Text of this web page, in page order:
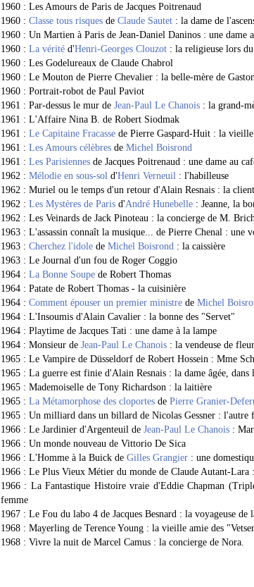
1960 : Les Amours de Paris de Jacques Poitrenaud
1960 : Classe tous risques de Claude Sautet : la dame de
1960 : Un Martien à Paris de Jean-Daniel Daninos : une dame
1960 : La vérité d'Henri-Georges Clouzot : la religieuse lors
1960 : Les Godelureaux de Claude Chabrol
1960 : Le Mouton de Pierre Chevalier : la belle-mère de
1960 : Portrait-robot de Paul Paviot
1961 : Par-dessus le mur de Jean-Paul Le Chanois : la grand-
1961 : L'Affaire Nina B. de Robert Siodmak
1961 : Le Capitaine Fracasse de Pierre Gaspard-Huit : la
1961 : Les Amours célèbres de Michel Boisrond
1961 : Les Parisiennes de Jacques Poitrenaud : une dame au
1962 : Mélodie en sous-sol d'Henri Verneuil : l'habilleuse
1962 : Muriel ou le temps d'un retour d'Alain Resnais : la
1962 : Les Mystères de Paris d'André Hunebelle : Jeanne, la
1962 : Les Veinards de Jack Pinoteau : la concierge de M.
1963 : L'assassin connaît la musique... de Pierre Chenal : une
1963 : Cherchez l'idole de Michel Boisrond : la caissière
1963 : Le Journal d'un fou de Roger Coggio
1964 : La Bonne Soupe de Robert Thomas
1964 : Patate de Robert Thomas - la cuisinière
1964 : Comment épouser un premier ministre de Michel
1964 : L'Insoumis d'Alain Cavalier : la bonne des "Servet"
1964 : Playtime de Jacques Tati : une dame à la lampe
1964 : Monsieur de Jean-Paul Le Chanois : la vendeuse de
1965 : Le Vampire de Düsseldorf de Robert Hossein : Mme
1965 : La guerre est finie d'Alain Resnais : la dame âgée, dans
1965 : Mademoiselle de Tony Richardson : la laitière
1965 : La Métamorphose des cloportes de Pierre Granier-
1965 : Un milliard dans un billard de Nicolas Gessner : l'autre
1966 : Le Jardinier d'Argenteuil de Jean-Paul Le Chanois :
1966 : Un monde nouveau de Vittorio De Sica
1966 : L'Homme à la Buick de Gilles Grangier : une
1966 : Le Plus Vieux Métier du monde de Claude Autant-Lara
1966 : La Fantastique Histoire vraie d'Eddie Chapman
femme
1967 : Le Fou du labo 4 de Jacques Besnard : la voyageuse de
1968 : Mayerling de Terence Young : la vieille amie des
1968 : Vivre la nuit de Marcel Camus : la concierge de Nora.